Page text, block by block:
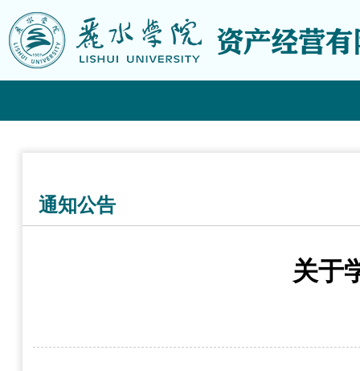
通知公告
关于